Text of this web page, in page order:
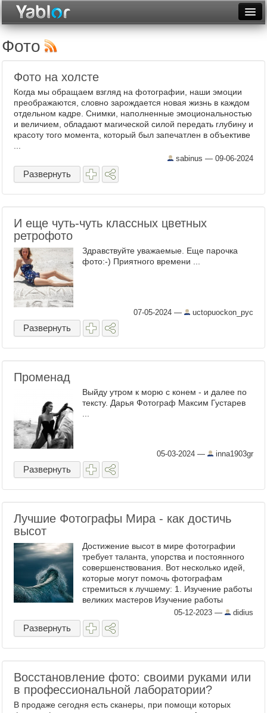
Неделя
Рейтинги
Архив
Видеотоп
Фото
Фото на холсте
Когда мы обращаем взгляд на фотографии, наши эмоции
преображаются, словно зарождается новая жизнь в каждом
отдельном кадре. Снимки, наполненные эмоциональностью
и величием, обладают магической силой передать глубину и
красоту того момента, который был запечатлен в объективе
...
sabinus — 09-06-2024
Развернуть
И еще чуть-чуть классных цветных
ретрофото
Здравствуйте уважаемые. Еще парочка
фото:-) Приятного времени ...
07-05-2024 — uctopuockon_pyc
Развернуть
Променад
Выйду утром к морю с конем - и далее по
тексту. Дарья Фотограф Максим Густарев
...
05-03-2024 — inna1903gr
Развернуть
Лучшие Фотографы Мира - как достичь
высот
Достижение высот в мире фотографии
требует таланта, упорства и постоянного
совершенствования. Вот несколько идей,
которые могут помочь фотографам
стремиться к лучшему: 1. Изучение работы
великих мастеров Изучение работы
известных и талантливых фотографов
помогает понять их ...
05-12-2023 — didius
Развернуть
Восстановление фото: своими руками или
в профессиональной лаборатории?
В продаже сегодня есть сканеры, при помощи которых